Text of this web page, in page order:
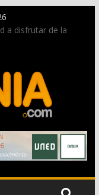
a disfrutar de la
de 50.000 imágenes
calle Marqués de
agosto a
Jardins de
de la ciudad y